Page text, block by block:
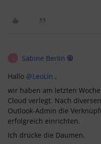
Sabine Berlin
Hallo ​ @LeoLin ,
wir haben am letzten
Cloud verlegt. Nach
Outlook-Admin die
erfolgreich einrichten.
Ich drücke die Daumen.